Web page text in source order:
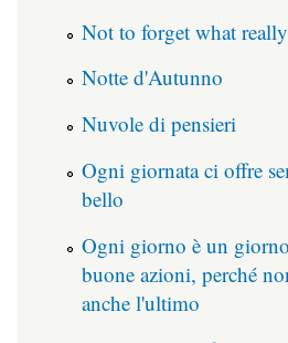
Not to forget what
Notte d'Autunno
Nuvole di pensieri
Ogni giornata ci offre
bello
Ogni giorno è un
buone azioni, perché
anche l'ultimo